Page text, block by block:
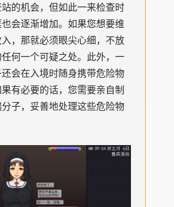
的机会，但如此一来检查时
会逐渐增加。如果您想要维
，那就必须眼尖心细，不放
何一个可疑之处。此外，一
会在入境时随身携带危险物
有必要的话，您需要亲自制
子，妥善地处理这些危险物